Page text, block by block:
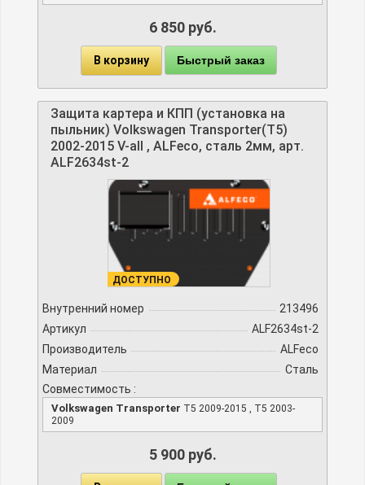
6 850 руб.
В корзину Быстрый заказ
Защита картера и КПП (установка на
пыльник) Volkswagen Transporter(T5)
2002-2015 V-all , ALFeco, сталь 2мм, арт.
ALF2634st-2
ДОСТУПНО
Внутренний номер
213496
Артикул
ALF2634st-2
Производитель
ALFeco
Материал
Сталь
Совместимость :
Volkswagen Transporter T5 2009-2015 , T5 2003-
2009
5 900 руб.